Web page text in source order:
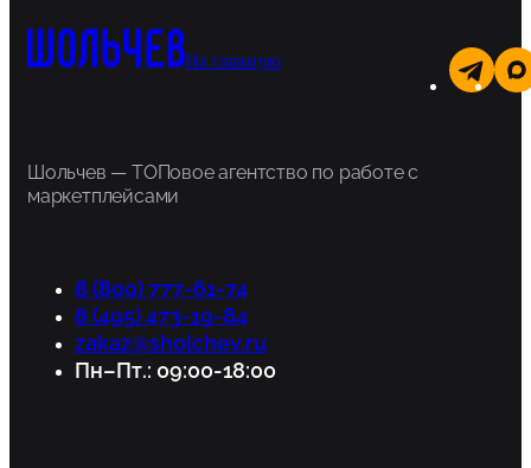
На главную
Шольчев — ТОПовое агентство по работе с
маркетплейсами
8 (800) 777-61-74
8 (495) 473-19-84
zakaz@sholchev.ru
Пн–Пт.: 09:00-18:00